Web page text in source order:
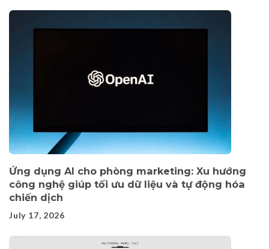
Ứng dụng AI cho phòng marketing: Xu hướng
công nghệ giúp tối ưu dữ liệu và tự động hóa
chiến dịch
July 17, 2026